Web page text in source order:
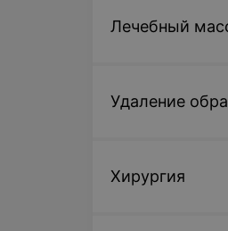
Лечебный
Удаление
Хирургия